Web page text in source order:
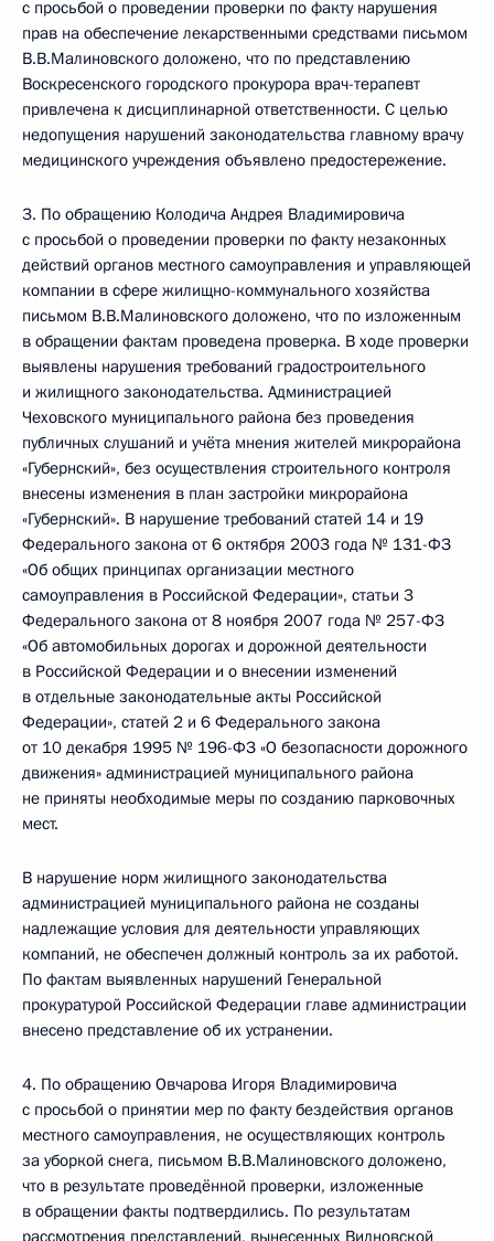
с просьбой о проведении проверки по факту нарушения
прав на обеспечение лекарственными средствами письмом
В.В.Малиновского доложено, что по представлению
Воскресенского городского прокурора врач-терапевт
привлечена к дисциплинарной ответственности. С целью
недопущения нарушений законодательства главному врачу
медицинского учреждения объявлено предостережение.
3. По обращению Колодича Андрея Владимировича
с просьбой о проведении проверки по факту незаконных
действий органов местного самоуправления и управляющей
компании в сфере жилищно-коммунального хозяйства
письмом В.В.Малиновского доложено, что по изложенным
в обращении фактам проведена проверка. В ходе проверки
выявлены нарушения требований градостроительного
и жилищного законодательства. Администрацией
Чеховского муниципального района без проведения
публичных слушаний и учёта мнения жителей микрорайона
«Губернский», без осуществления строительного контроля
внесены изменения в план застройки микрорайона
«Губернский». В нарушение требований статей 14 и 19
Федерального закона от 6 октября 2003 года № 131-ФЗ
«Об общих принципах организации местного
самоуправления в Российской Федерации», статьи 3
Федерального закона от 8 ноября 2007 года № 257-ФЗ
«Об автомобильных дорогах и дорожной деятельности
в Российской Федерации и о внесении изменений
в отдельные законодательные акты Российской
Федерации», статей 2 и 6 Федерального закона
от 10 декабря 1995 № 196-ФЗ «О безопасности дорожного
движения» администрацией муниципального района
не приняты необходимые меры по созданию парковочных
мест.
В нарушение норм жилищного законодательства
администрацией муниципального района не созданы
надлежащие условия для деятельности управляющих
компаний, не обеспечен должный контроль за их работой.
По фактам выявленных нарушений Генеральной
прокуратурой Российской Федерации главе администрации
внесено представление об их устранении.
4. По обращению Овчарова Игоря Владимировича
с просьбой о принятии мер по факту бездействия органов
местного самоуправления, не осуществляющих контроль
за уборкой снега, письмом В.В.Малиновского доложено,
что в результате проведённой проверки, изложенные
в обращении факты подтвердились. По результатам
рассмотрения представлений, вынесенных Видновской